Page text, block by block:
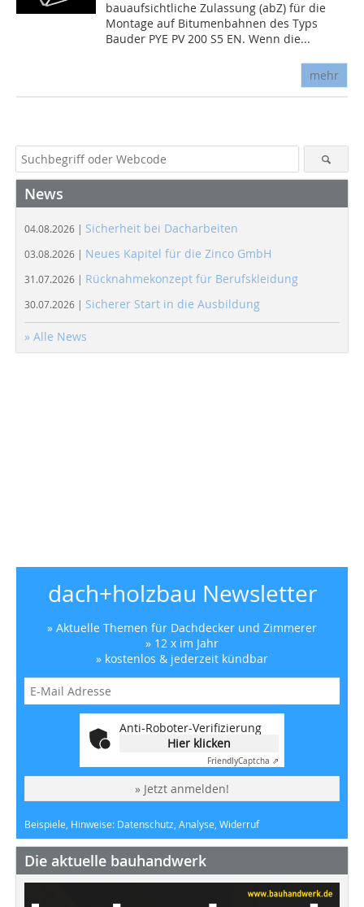
bauaufsichtliche Zulassung (abZ) für die
Montage auf Bitumenbahnen des Typs
Bauder PYE PV 200 S5 EN. Wenn die...
mehr
News
04.08.2026 | Sicherheit bei Dacharbeiten
03.08.2026 | Neues Kapitel für die Zinco GmbH
31.07.2026 | Rücknahmekonzept für Berufskleidung
30.07.2026 | Sicherer Start in die Ausbildung
» Alle News
dach+holzbau Newsletter
» Aktuelle Themen für Dachdecker und Zimmerer
» 12 x im Jahr
» kostenlos & jederzeit kündbar
Anti-Roboter-Verifizierung
Hier klicken
FriendlyCaptcha ⇗
» Jetzt anmelden!
Beispiele, Hinweise: Datenschutz, Analyse, Widerruf
Die aktuelle bauhandwerk